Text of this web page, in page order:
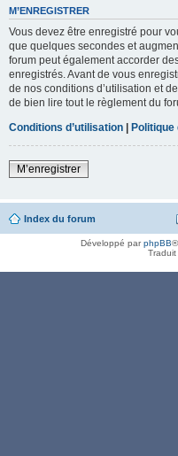
M’ENREGISTRER
Vous devez être enregistré pour
que quelques secondes et
forum peut également accorder
enregistrés. Avant de vous
de nos conditions d’utilisation et
de bien lire tout le règlement du
Conditions d’utilisation | Politique
M’enregistrer
Index du forum
Développé parphpBB